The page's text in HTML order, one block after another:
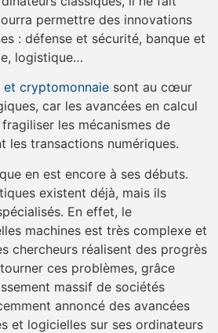
permettre des innovations
: défense et sécurité, banque et
logistique…
et cryptomonnaie sont au cœur
car les avancées en calcul
les mécanismes de
les transactions numériques.
en est encore à ses débuts.
existent déjà, mais ils
En effet, le
machines est très complexe et
chercheurs réalisent des progrès
ces problèmes, grâce
massif de sociétés
annoncé des avancées
et logicielles sur ses ordinateurs